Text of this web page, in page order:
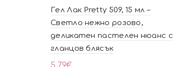
Гел Лак Pretty 509, 15 мл –
Светло нежно розово,
деликатен пастелен нюанс с
гланцов блясък